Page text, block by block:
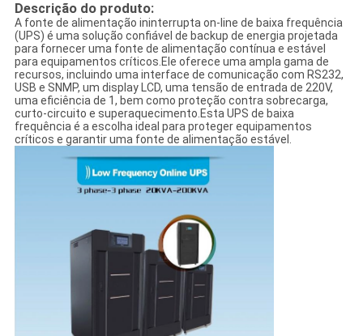
Descrição do produto:
A fonte de alimentação ininterrupta on-line de baixa frequência
(UPS) é uma solução confiável de backup de energia projetada
para fornecer uma fonte de alimentação contínua e estável
para equipamentos críticos.Ele oferece uma ampla gama de
recursos, incluindo uma interface de comunicação com RS232,
USB e SNMP, um display LCD, uma tensão de entrada de 220V,
uma eficiência de 1, bem como proteção contra sobrecarga,
curto-circuito e superaquecimento.Esta UPS de baixa
frequência é a escolha ideal para proteger equipamentos
críticos e garantir uma fonte de alimentação estável.